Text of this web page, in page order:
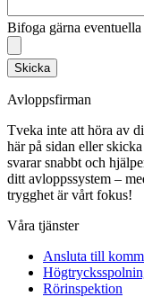
Bifoga gärna
Skicka
Avloppsfirman
Tveka inte att höra av
här på sidan eller
svarar snabbt och
ditt avloppssystem –
trygghet är vårt fokus!
Våra tjänster
Ansluta till
Rörinspektion